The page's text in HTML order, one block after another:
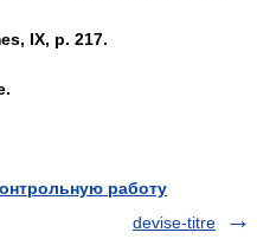
IX, p. 217.
работу
devise-titre